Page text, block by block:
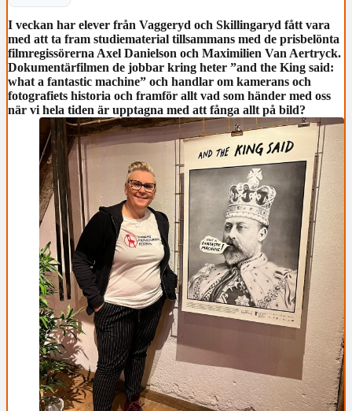
I veckan har elever från Vaggeryd och Skillingaryd fått vara
med att ta fram studiematerial tillsammans med de prisbelönta
filmregissörerna Axel Danielson och Maximilien Van Aertryck.
Dokumentärfilmen de jobbar kring heter ”and the King said:
what a fantastic machine” och handlar om kamerans och
fotografiets historia och framför allt vad som händer med oss
när vi hela tiden är upptagna med att fånga allt på bild?